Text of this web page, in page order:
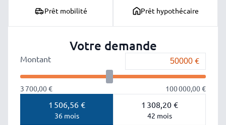
Prêt mobilité Prêt hypothécaire
Votre demande
Montant
3 700,00 € 100 000,00 €
1 506,56 €
36 mois
1 308,20 €
42 mois